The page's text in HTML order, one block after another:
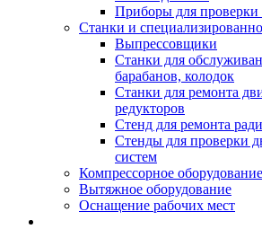
Приборы для проверки
Станки и
Выпрессовщики
Станки для
барабанов, колодок
Станки для ремонта
редукторов
Стенд для ремонта
Стенды для проверки
систем
Компрессорное оборудование
Вытяжное оборудование
Оснащение рабочих мест